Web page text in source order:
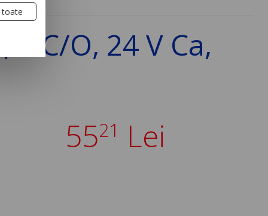
C/O, 24 V Ca,
5521 Lei
toate